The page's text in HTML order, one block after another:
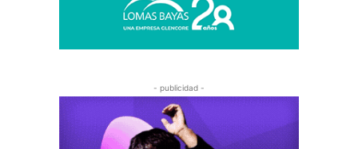
- publicidad -